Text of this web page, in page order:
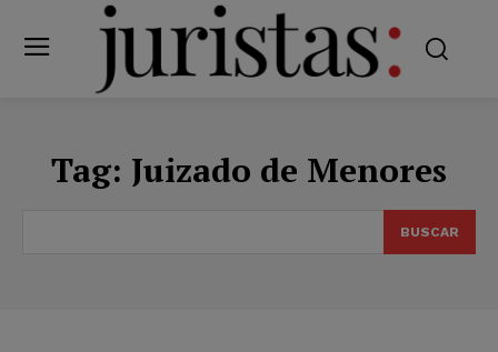
Tag: Juizado de Menores
BUSCAR